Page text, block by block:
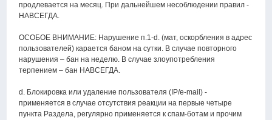
продлевается на месяц. При дальнейшем несоблюдении правил -
НАВСЕГДА.
ОСОБОЕ ВНИМАНИЕ: Нарушение п.1-d. (мат, оскорбления в адрес
пользователей) карается баном на сутки. В случае повторного
нарушения – бан на неделю. В случае злоупотребления
терпением – бан НАВСЕГДА.
d. Блокировка или удаление пользователя (IP/e-mail) -
применяется в случае отсутствия реакции на первые четыре
пункта Раздела, регулярно применяется к спам-ботам и прочим